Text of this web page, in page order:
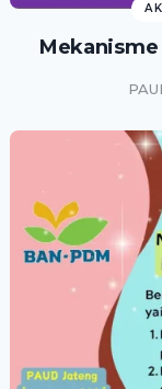
Mekanisme